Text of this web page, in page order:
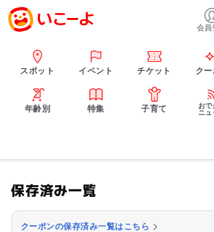
会員
スポット イベント チケット ク
年齢別 特集 子育て
おで
ニュ
保存済み一覧
クーポンの保存済み一覧はこちら